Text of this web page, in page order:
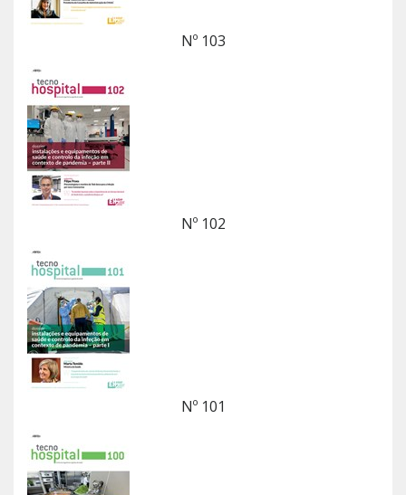
Nº 103
Nº 102
Nº 101